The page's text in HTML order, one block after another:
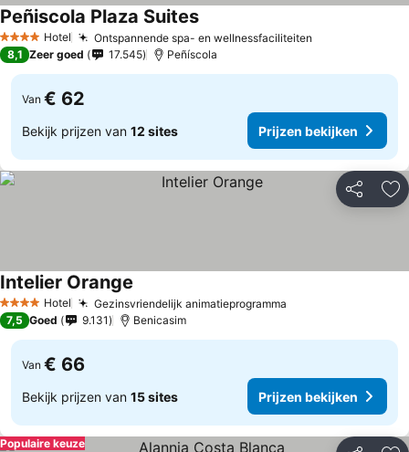
4 SterrenHotel Ontspannende spa- en wellnessfaciliteiten
Peñiscola Plaza Suites
8,1 Zeer goed 17.545 Peñíscola
Van € 62
Bekijk prijzen van 12 sites Prijzen bekijken
Delen
4 SterrenHotel Gezinsvriendelijk animatieprogramma
Intelier Orange
7,5 Goed 9.131 Benicasim
Van € 66
Bekijk prijzen van 15 sites Prijzen bekijken
Populaire keuze